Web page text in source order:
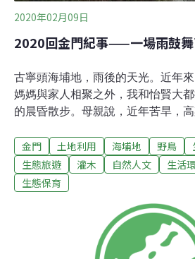
2020年02月09日
2020回金門紀事——一場雨鼓
古寧頭海埔地，雨後的天光。近年
媽媽與家人相聚之外，我和怡賢大
的晨昏散步。母親說，近年苦旱，
有了花苞，叢生的雀梅藤則有了點
得下了整夜的雨，讓乾旱的土地和植
岸邊都是在覓食探頭的魚，魚塭和雙
候鳥也聚集熱鬧了起來，除了常見
色彩鮮明澤鳧、琵嘴鴨，還有線條
場雨，似乎鼓舞了所有的生命。田
門農田特別的風情，也成了野鳥重
金門 土地利用 海埔地 野鳥
生態旅遊
灌木 自然人文 生活
生態保育